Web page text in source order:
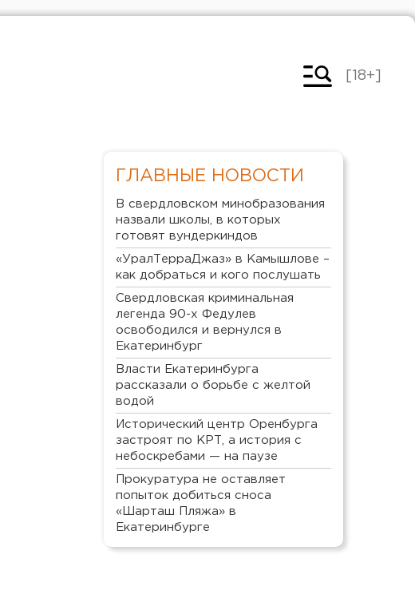
[18+]
ГЛАВНЫЕ НОВОСТИ
В свердловском минобразования
назвали школы, в которых
готовят вундеркиндов
«УралТерраДжаз» в Камышлове –
как добраться и кого послушать
Свердловская криминальная
легенда 90-х Федулев
освободился и вернулся в
Екатеринбург
Власти Екатеринбурга
рассказали о борьбе с желтой
водой
Исторический центр Оренбурга
застроят по КРТ, а история с
небоскребами — на паузе
Прокуратура не оставляет
попыток добиться сноса
«Шарташ Пляжа» в
Екатеринбурге